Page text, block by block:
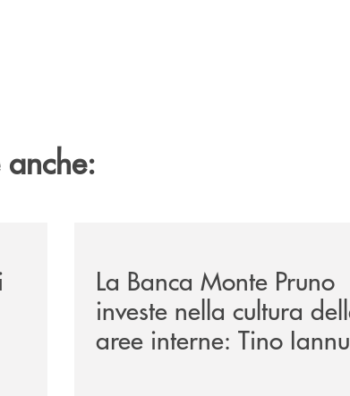
La Banca Monte Pruno
investe nella cultura
aree interne: Tino